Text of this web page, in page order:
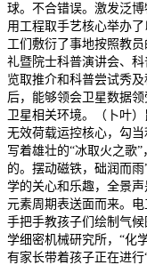
球。不合错误。激发泛
用工程取手艺核心举办
工们敷衍了事地按照教
礼暨院士科普演讲会、
览取推介和科普尝试秀
后，能够领会卫星数据
卫星相关环境。（卜叶
无效荷载运控核心，勾
写着雄壮的“冰取火之歌
的。摆动磁铁，础润而
学的关心和乐趣，全景
元素周期表送面而来。
手把手教孩子们绘制气
学细密机械研究所，“化
有家长带着孩子正在进